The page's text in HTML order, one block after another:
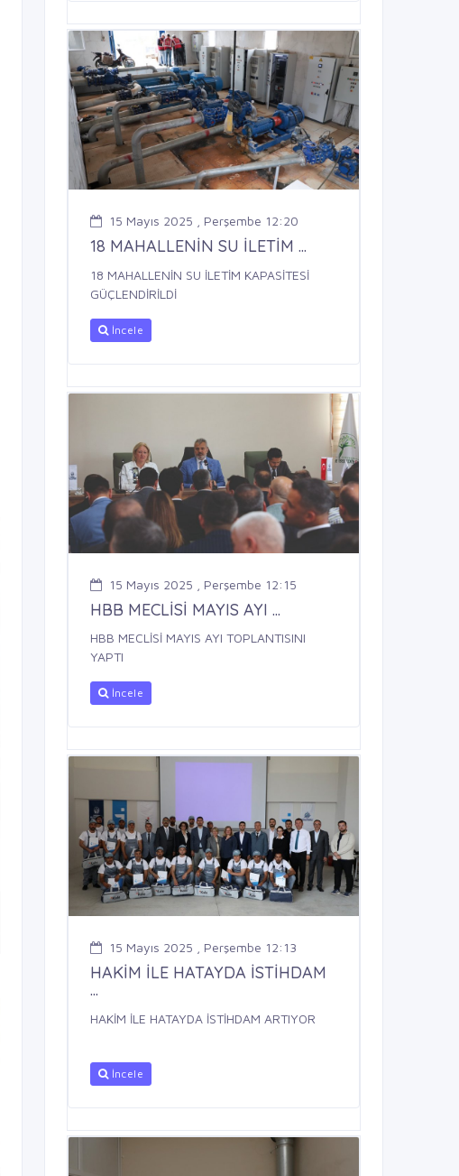
15 Mayıs 2025 , Perşembe 12:20
18 MAHALLENİN SU İLETİM ...
18 MAHALLENİN SU İLETİM KAPASİTESİ
GÜÇLENDİRİLDİ
İncele
15 Mayıs 2025 , Perşembe 12:15
HBB MECLİSİ MAYIS AYI ...
HBB MECLİSİ MAYIS AYI TOPLANTISINI
YAPTI
İncele
15 Mayıs 2025 , Perşembe 12:13
HAKİM İLE HATAYDA İSTİHDAM
...
HAKİM İLE HATAYDA İSTİHDAM ARTIYOR
İncele